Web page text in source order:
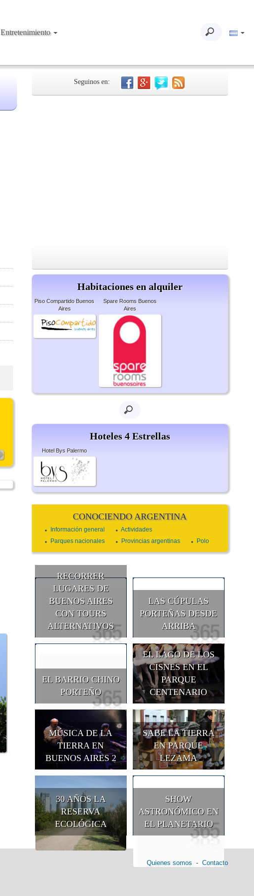
Entretenimiento
Seguinos en:
Habitaciones en alquiler
Piso Compartido Buenos
Aires
Spare Rooms Buenos
Aires
Hoteles 4 Estrellas
Hotel Bys Palermo
CONOCIENDO ARGENTINA
Información general
Actividades
Parques nacionales
Provincias argentinas Polo
RECORRER
LUGARES DE
BUENOS AIRES
CON TOURS
ALTERNATIVOS
LAS CÚPULAS
PORTEÑAS DESDE
ARRIBA
EL BARRIO CHINO
PORTEÑO
EL LAGO DE LOS
CISNES EN EL
PARQUE
CENTENARIO
MÚSICA DE LA
TIERRA EN
BUENOS AIRES 2
SABE LA TIERRA
EN PARQUE
LEZAMA
30 AÑOS LA
RESERVA
ECOLÓGICA
SHOW
ASTRONÓMICO EN
EL PLANETARIO
Quienes somos - Contacto